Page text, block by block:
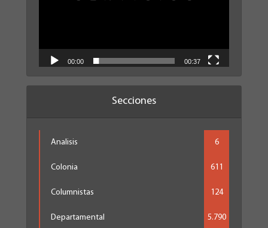
00:00 00:37
Secciones
Analisis 6
Colonia 611
Columnistas 124
Departamental 5.790